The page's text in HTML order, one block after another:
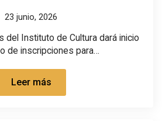
23 junio, 2026
del Instituto de Cultura dará inicio
de inscripciones para…
Leer más